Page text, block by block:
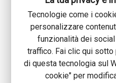
Tecnologie come i
personalizzare
funzionalità dei
traffico. Fai clic qui
di questa tecnologia sul
cookie" per